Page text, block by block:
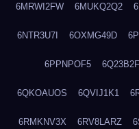
6MRWI2FW 6MUKQ2Q2
6NTR3U7I 6OXMG49D
6PPNPOF5
6QKOAUOS 6QVIJ1K1
6RMKNV3X 6RV8LARZ